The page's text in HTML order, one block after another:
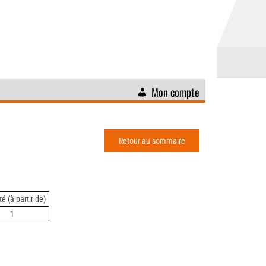
Mon compte
Retour au sommaire
(à partir de)
1